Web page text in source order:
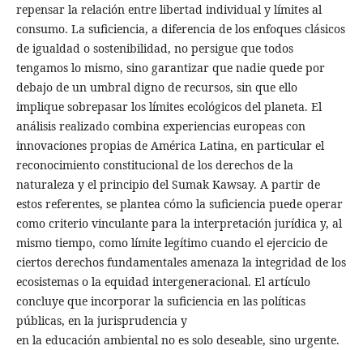
repensar la relación entre libertad individual y límites al
consumo. La suficiencia, a diferencia de los enfoques clásicos
de igualdad o sostenibilidad, no persigue que todos
tengamos lo mismo, sino garantizar que nadie quede por
debajo de un umbral digno de recursos, sin que ello
implique sobrepasar los límites ecológicos del planeta. El
análisis realizado combina experiencias europeas con
innovaciones propias de América Latina, en particular el
reconocimiento constitucional de los derechos de la
naturaleza y el principio del Sumak Kawsay. A partir de
estos referentes, se plantea cómo la suficiencia puede operar
como criterio vinculante para la interpretación jurídica y, al
mismo tiempo, como límite legítimo cuando el ejercicio de
ciertos derechos fundamentales amenaza la integridad de los
ecosistemas o la equidad intergeneracional. El artículo
concluye que incorporar la suficiencia en las políticas
públicas, en la jurisprudencia y
en la educación ambiental no es solo deseable, sino urgente.